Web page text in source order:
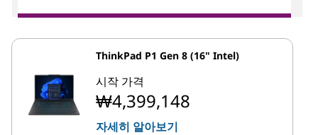
ThinkPad P1 Gen 8 (16" Intel)
시작 가격
₩4,399,148
자세히 알아보기